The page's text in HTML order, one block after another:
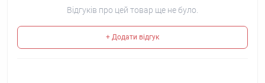
Відгуків про цей товар ще не було.
+ Додати відгук